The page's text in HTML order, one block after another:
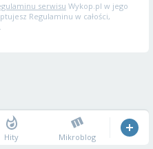
serwisu Wykop.pl w jego
Regulaminu w całości,
Hity Mikroblog